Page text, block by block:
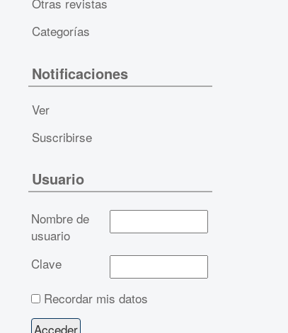
Categorías
Notificaciones
Ver
Suscribirse
Usuario
Nombre de
usuario
Clave
Recordar mis datos